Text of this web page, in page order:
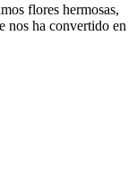
flores hermosas,
nos ha convertido en